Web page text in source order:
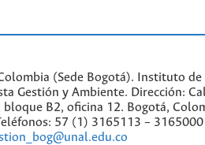
(Sede Bogotá). Instituto de
Gestión y Ambiente. Dirección:
B2, oficina 12. Bogotá,
57 (1) 3165113 –